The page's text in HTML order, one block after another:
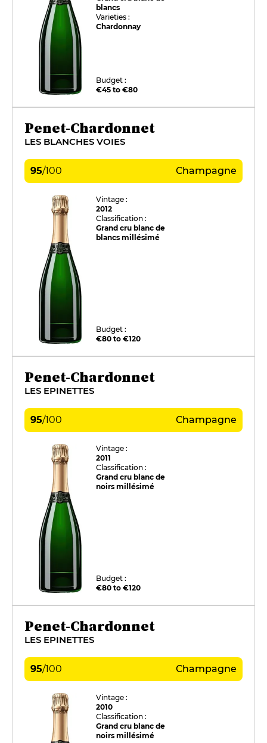
blancs
Varieties :
Chardonnay
Budget :
€45 to €80
Penet-Chardonnet
LES BLANCHES VOIES
95/100 Champagne
Vintage :
2012
Classification :
Grand cru blanc de
blancs millésimé
Budget :
€80 to €120
Penet-Chardonnet
LES EPINETTES
95/100 Champagne
Vintage :
2011
Classification :
Grand cru blanc de
noirs millésimé
Budget :
€80 to €120
Penet-Chardonnet
LES EPINETTES
95/100 Champagne
Vintage :
2010
Classification :
Grand cru blanc de
noirs millésimé